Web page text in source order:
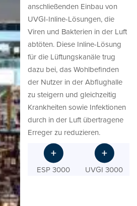
anschließenden Einbau von
UVGI-Inline-Lösungen, die
Viren und Bakterien in der Luft
abtöten. Diese Inline-Lösung
für die Lüftungskanäle trug
dazu bei, das Wohlbefinden
der Nutzer in der Abflughalle
zu steigern und gleichzeitig
Krankheiten sowie Infektionen
durch in der Luft übertragene
Erreger zu reduzieren.
ESP 3000 UVGI 3000